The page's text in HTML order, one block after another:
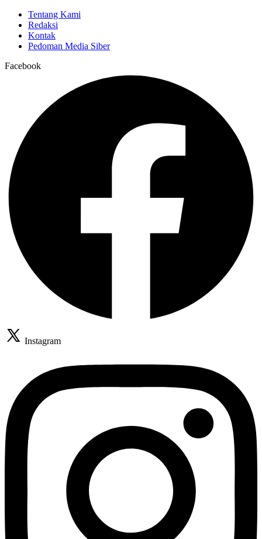
Tentang Kami
Redaksi
Kontak
Pedoman Media Siber
Facebook
Instagram